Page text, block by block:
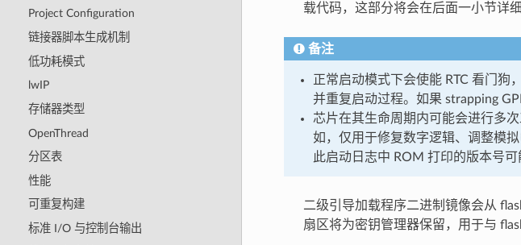
Project Configuration
链接器脚本生成机制
低功耗模式
lwIP
存储器类型
OpenThread
分区表
性能
可重复构建
标准 I/O 与控制台输出
载代码，这部分将会在后面一小节详细
备注
正常启动模式下会使能 RTC 看门狗
并重复启动过程。如果 strapping
芯片在其生命周期内可能会进行多
如，仅用于修复数字逻辑、调整模
此启动日志中 ROM 打印的版本号可
二级引导加载程序二进制镜像会从
扇区将为密钥管理器保留，用于与